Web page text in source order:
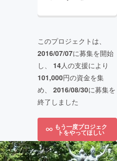
このプロジェクトは、
2016/07/07に募集を開始
し、 14人の支援により
101,000円の資金を集
め、 2016/08/30に募集を
終了しました
もう一度プロジェク
トをやってほしい